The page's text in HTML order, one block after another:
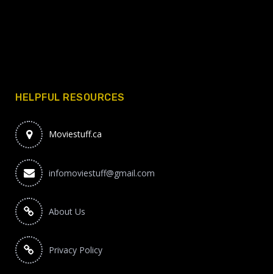
HELPFUL RESOURCES
Moviestuff.ca
infomoviestuff@gmail.com
About Us
Privacy Policy